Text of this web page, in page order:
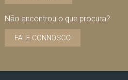
Não encontrou o que procura?
FALE CONNOSCO